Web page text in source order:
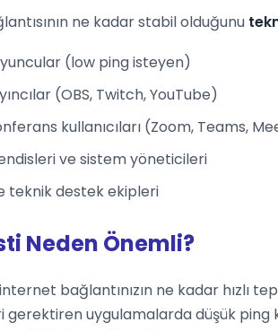
ne kadar stabil olduğunu
(low ping isteyen)
(OBS, Twitch, YouTube)
kullanıcıları (Zoom, Teams,
ve sistem yöneticileri
teknik destek ekipleri
Neden Önemli?
bağlantınızın ne kadar hızlı
gerektiren uygulamalarda düşük ping